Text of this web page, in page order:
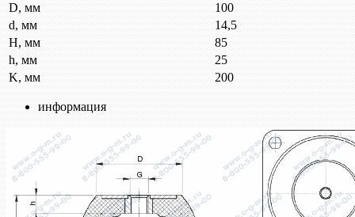
D, мм
100
d, мм
14,5
H, мм
85
h, мм
25
K, мм
200
информация